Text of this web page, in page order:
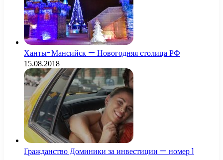
Ханты-Мансийск — Новогодняя столица РФ
15.08.2018
Гражданство Доминики за инвестиции — номер 1